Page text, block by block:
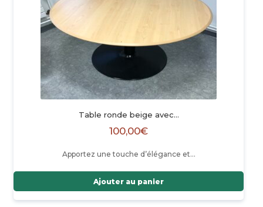
Table ronde beige avec…
100,00€
Apportez une touche d’élégance et…
Ajouter au panier